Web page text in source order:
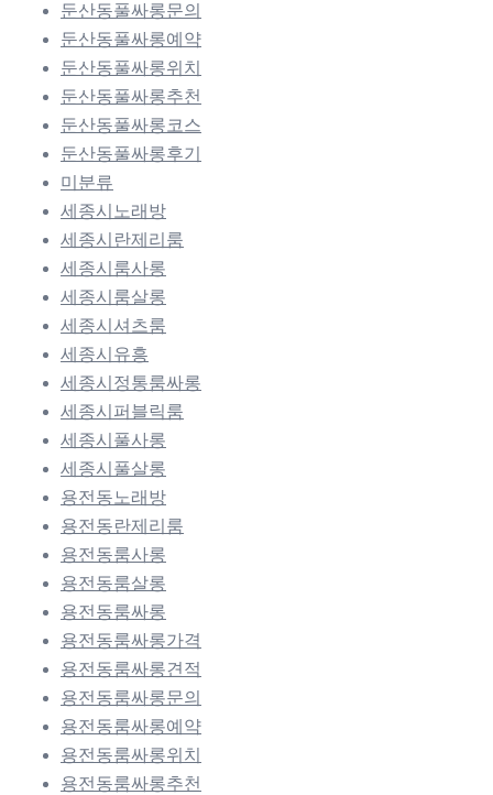
둔산동풀싸롱문의
둔산동풀싸롱예약
둔산동풀싸롱위치
둔산동풀싸롱추천
둔산동풀싸롱코스
둔산동풀싸롱후기
미분류
세종시노래방
세종시란제리룸
세종시룸사롱
세종시룸살롱
세종시셔츠룸
세종시유흥
세종시정통룸싸롱
세종시퍼블릭룸
세종시풀사롱
세종시풀살롱
용전동노래방
용전동란제리룸
용전동룸사롱
용전동룸살롱
용전동룸싸롱
용전동룸싸롱가격
용전동룸싸롱견적
용전동룸싸롱문의
용전동룸싸롱예약
용전동룸싸롱위치
용전동룸싸롱추천